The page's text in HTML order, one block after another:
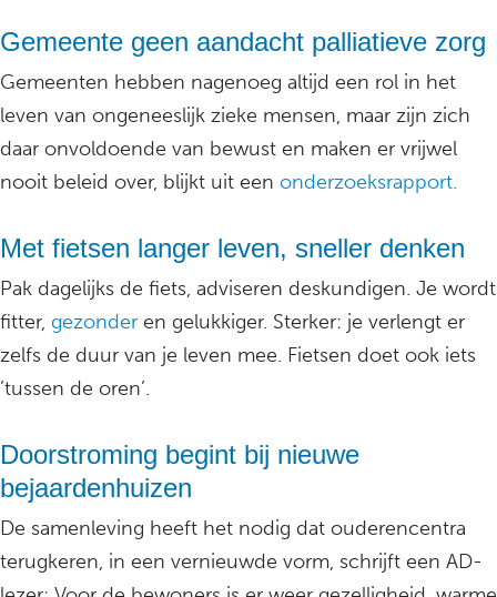
Gemeente geen aandacht palliatieve zorg
Gemeenten hebben nagenoeg altijd een rol in het
leven van ongeneeslijk zieke mensen, maar zijn zich
daar onvoldoende van bewust en maken er vrijwel
nooit beleid over, blijkt uit een onderzoeksrapport.
Met fietsen langer leven, sneller denken
Pak dagelijks de fiets, adviseren deskundigen. Je wordt
fitter, gezonder en gelukkiger. Sterker: je verlengt er
zelfs de duur van je leven mee. Fietsen doet ook iets
’tussen de oren’.
Doorstroming begint bij nieuwe
bejaardenhuizen
De samenleving heeft het nodig dat ouderencentra
terugkeren, in een vernieuwde vorm, schrijft een AD-